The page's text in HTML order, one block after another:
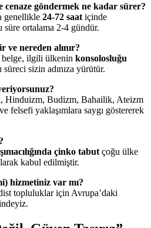
cenaze göndermek ne kadar sürer?
genellikle 24-72 saat içinde
süre ortalama 2-4 gündür.
ve nereden alınır?
belge, ilgili ülkenin konsolosluğu
sizin adınıza yürütür.
Hinduizm, Budizm, Bahailik, Ateizm
felsefi yaklaşımlara saygı göstererek
çinko tabut çoğu ülke
kabul edilmiştir.
hizmetiniz var mı?
topluluklar için Avrupa’daki